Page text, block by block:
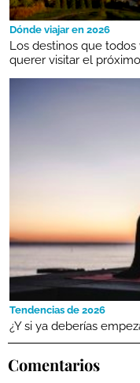
Dónde viajar en 2026
Los destinos que todos
querer visitar el
Tendencias de 2026
¿Y si ya deberías
Comentarios